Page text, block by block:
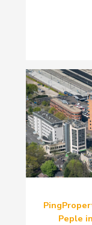
Peple